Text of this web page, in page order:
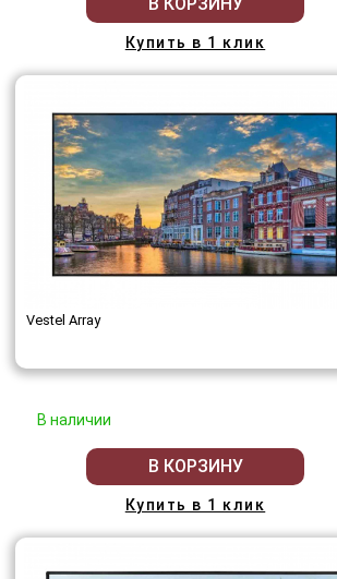
Купить в 1 клик
Vestel Array
В наличии
В КОРЗИНУ
Купить в 1 клик